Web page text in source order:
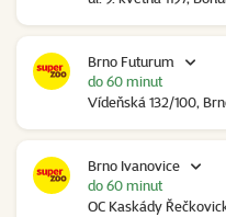
Brno Futurum
Vídeňská 132/100,
do 60 minut
Brno Ivanovice
OC Kaskády
do 60 minut